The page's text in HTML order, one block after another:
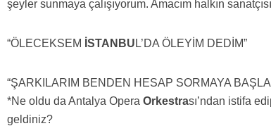
şeyler sunmaya çalışıyorum. Amacım halkın
“ÖLECEKSEM İSTANBU L’DA ÖLEYİM DEDİM”
“ŞARKILARIM BENDEN HESAP SORMAYA
*Ne oldu da Antalya OperaOrkestrası’ndan istifa
geldiniz?